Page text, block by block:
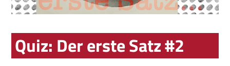
Quiz: Der erste Satz #2